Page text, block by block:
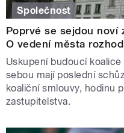
Společnost
Poprvé se sejdou noví
O vedení města
Uskupení budoucí
sebou mají poslední
koaliční smlouvy, hodinu
zastupitelstva.